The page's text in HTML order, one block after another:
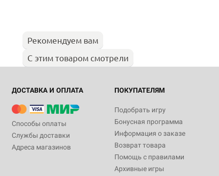
Рекомендуем вам
С этим товаром смотрели
ДОСТАВКА И ОПЛАТА
Способы оплаты
Службы доставки
Адреса магазинов
ПОКУПАТЕЛЯМ
Подобрать игру
Бонусная программа
Информация о заказе
Возврат товара
Помощь с правилами
Архивные игры